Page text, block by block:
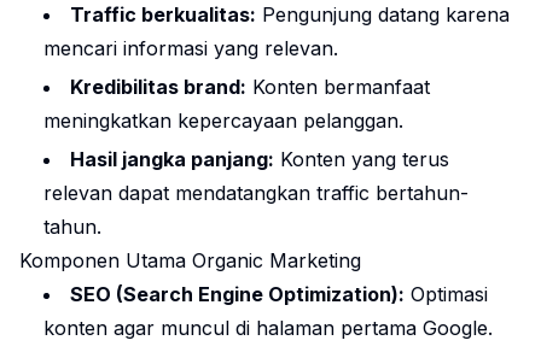
Traffic berkualitas: Pengunjung datang karena
mencari informasi yang relevan.
Kredibilitas brand: Konten bermanfaat
meningkatkan kepercayaan pelanggan.
Hasil jangka panjang: Konten yang terus
relevan dapat mendatangkan traffic bertahun-
tahun.
Komponen Utama Organic Marketing
SEO (Search Engine Optimization): Optimasi
konten agar muncul di halaman pertama Google.